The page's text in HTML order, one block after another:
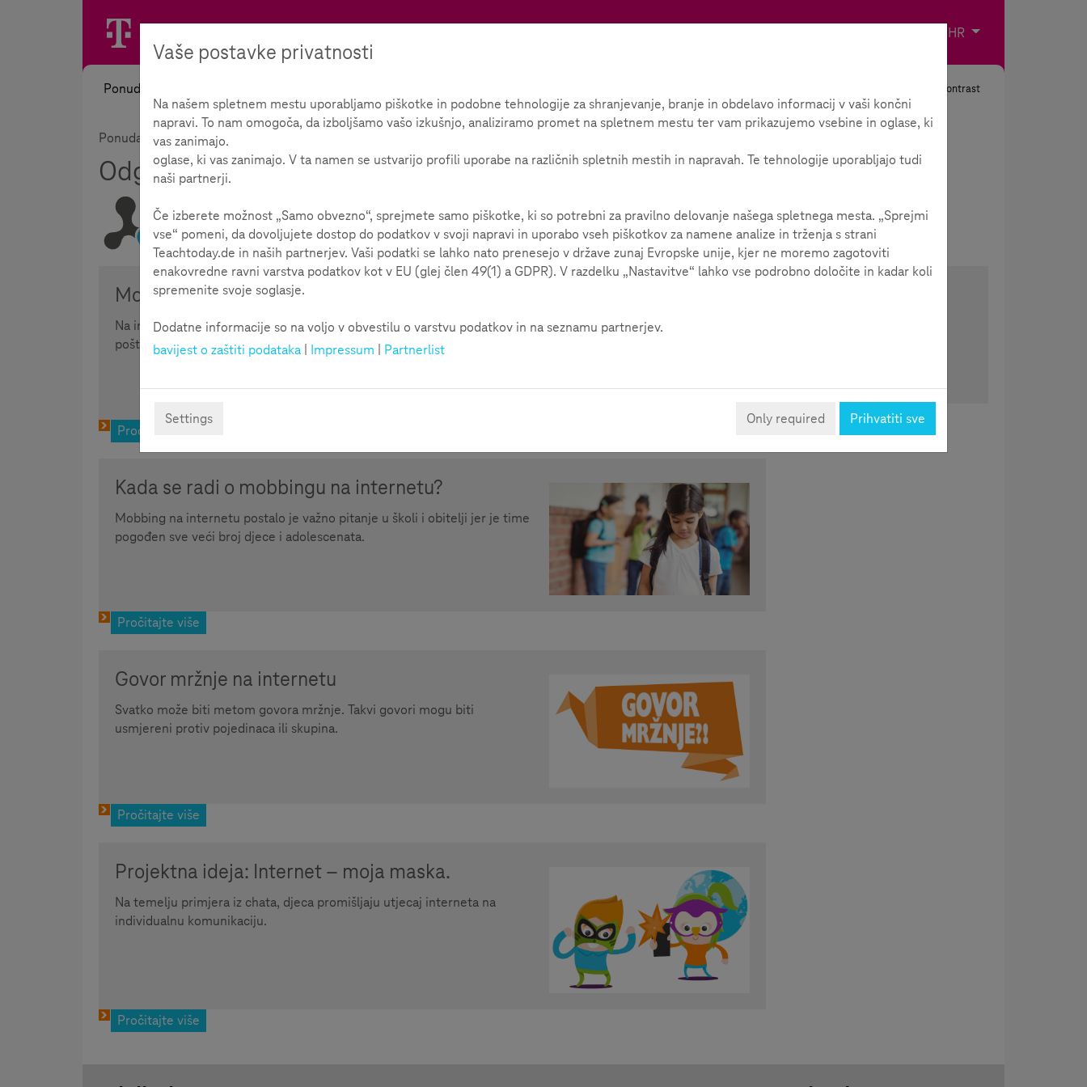
HR Odaberite jezik
Ponuda Kontrast
Ponuda Informirati
Odgovornost
Vrijeme čitanja:1minute
Moja odgovornost na internetu?!
Na internetu se često igrnoriraju standardi i vrijednosti kako poznajemo i
poštujemo izvan interneta.
Pročitajte više
Kada se radi o mobbingu na internetu?
Mobbing na internetu postalo je važno pitanje u školi i obitelji jer je time
pogođen sve veći broj djece i adolescenata.
Pročitajte više
Govor mržnje na internetu
Svatko može biti metom govora mržnje. Takvi govori mogu biti
usmjereni protiv pojedinaca ili skupina.
Pročitajte više
Projektna ideja: Internet – moja maska.
Na temelju primjera iz chata, djeca promišljaju utjecaj interneta na
individualnu komunikaciju.
Pročitajte više
Podijeli članak
Vaše postavke privatnosti
Na našem spletnem mestu uporabljamo piškotke in podobne tehnologije za shranjevanje, branje in obdelavo informacij v vaši končni
napravi. To nam omogoča, da izboljšamo vašo izkušnjo, analiziramo promet na spletnem mestu ter vam prikazujemo vsebine in oglase, ki
vas zanimajo.
oglase, ki vas zanimajo. V ta namen se ustvarijo profili uporabe na različnih spletnih mestih in napravah. Te tehnologije uporabljajo tudi
naši partnerji.
Če izberete možnost „Samo obvezno“, sprejmete samo piškotke, ki so potrebni za pravilno delovanje našega spletnega mesta. „Sprejmi
vse“ pomeni, da dovoljujete dostop do podatkov v svoji napravi in uporabo vseh piškotkov za namene analize in trženja s strani
Teachtoday.de in naših partnerjev. Vaši podatki se lahko nato prenesejo v države zunaj Evropske unije, kjer ne moremo zagotoviti
enakovredne ravni varstva podatkov kot v EU (glej člen 49(1) a GDPR). V razdelku „Nastavitve“ lahko vse podrobno določite in kadar koli
spremenite svoje soglasje.
Dodatne informacije so na voljo v obvestilu o varstvu podatkov in na seznamu partnerjev.
bavijest o zaštiti podataka
Impressum Partnerlist
Settings Only required Prihvatiti sve